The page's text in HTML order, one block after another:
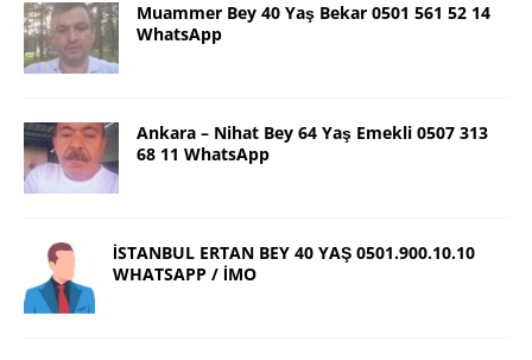
Muammer Bey 40 Yaş Bekar 0501 561 52 14
WhatsApp
Ankara – Nihat Bey 64 Yaş Emekli 0507 313
68 11 WhatsApp
İSTANBUL ERTAN BEY 40 YAŞ 0501.900.10.10
WHATSAPP / İMO